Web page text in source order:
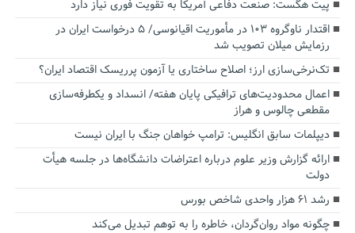
پیت هگست: صنعت دفاعی آمریکا به تقویت فوری نیاز دارد
اقتدار ناوگروه ۱۰۳ در مأموریت‌ اقیانوسی/ ۵ درخواست ایران در
رزمایش میلان تصویب شد
تک‌نرخی‌سازی ارز؛ اصلاح ساختاری یا آزمون پرریسک اقتصاد ایران؟
اعمال محدودیت‌های ترافیکی پایان هفته/ انسداد و یکطرفه‌سازی
مقطعی چالوس و هراز
دیپلمات سابق انگلیس:‌ ترامپ خواهان جنگ با ایران نیست
ارائه گزارش وزیر علوم درباره اعتراضات دانشگاه‌ها در جلسه هیأت
دولت
رشد ۶۱ هزار واحدی شاخص بورس
چگونه مواد روان‌گردان، خاطره را به توهم تبدیل می‌کند